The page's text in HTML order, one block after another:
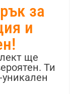
за
и
ще
Ти